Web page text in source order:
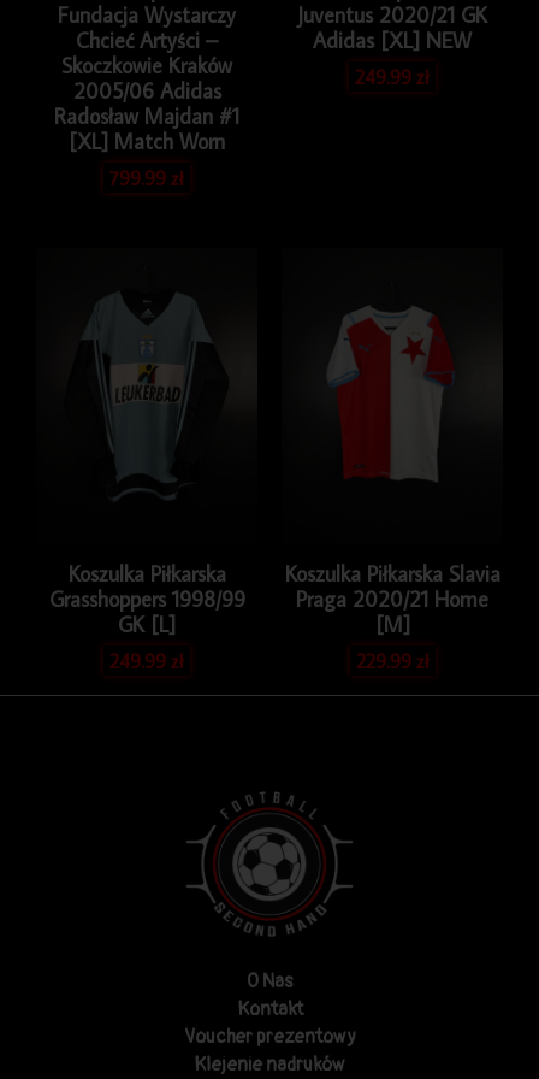
Fundacja Wystarczy
Chcieć Artyści –
Skoczkowie Kraków
2005/06 Adidas
Radosław Majdan #1
[XL] Match Worn
799.99zł
Juventus 2020/21 GK
Adidas [XL] NEW
249.99zł
Koszulka Piłkarska
Grasshoppers 1998/99
GK [L]
249.99zł
Koszulka Piłkarska Slavia
Praga 2020/21 Home
[M]
229.99zł
O Nas
Kontakt
Voucher prezentowy
Klejenie nadruków